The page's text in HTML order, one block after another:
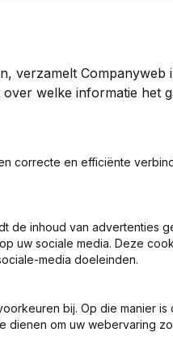
€889
€23.369
verzamelt
over welke informatie het
correcte en efficiënte
de inhoud van advertenties
uw sociale media. Deze
media doeleinden.
bij. Op die manier is
dienen om uw webervaring